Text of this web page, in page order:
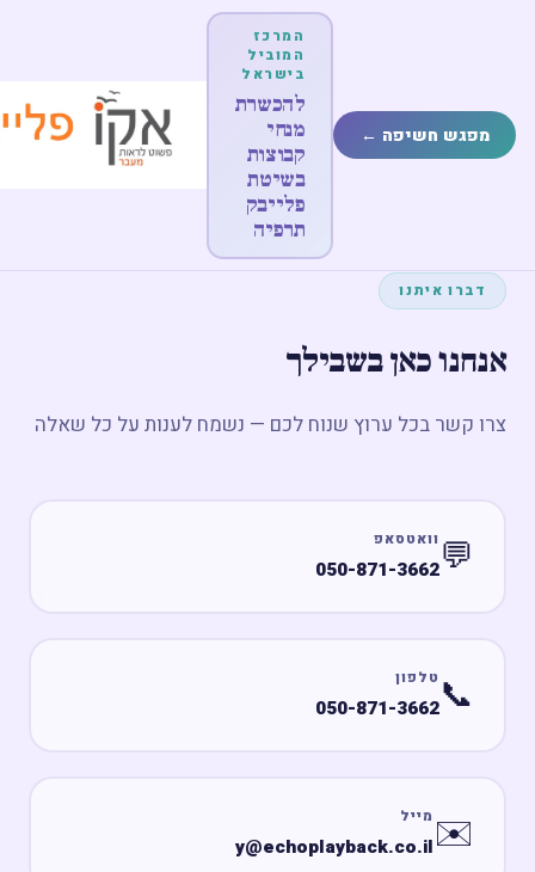
מפגש חשיפה ←
המרכז
המוביל
בישראל
להכשרת
מנחי
קבוצות
בשיטת
פלייבק
תרפיה
דברו איתנו
אנחנו כאן בשבילך
צרו קשר בכל ערוץ שנוח לכם — נשמח לענות על כל שאלה
💬וואטסאפ
050-871-3662
📞טלפון
050-871-3662
✉️ מייל
y@echoplayback.co.il